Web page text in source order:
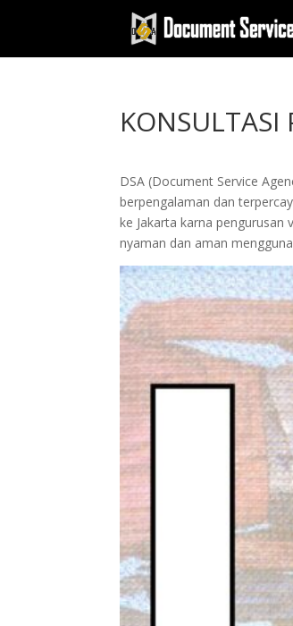
KONSULTASI
DSA (Document Service
berpengalaman dan
ke Jakarta karna pengurusan
nyaman dan aman